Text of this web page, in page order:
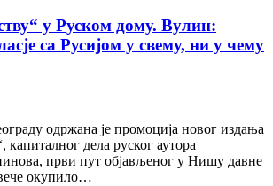
у Руском дому. Вулин:
са Русијом у свему, ни у чему
одржана је промоција новог издања
капиталног дела руског аутора
први пут објављеног у Нишу давне
окупило…